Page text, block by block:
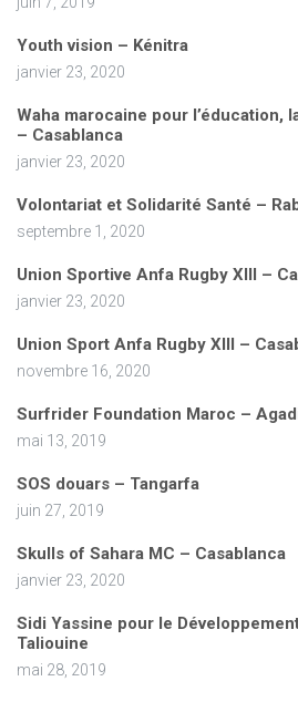
Youth vision – Kénitra
janvier 23, 2020
Waha marocaine pour l’éducation,
– Casablanca
janvier 23, 2020
Volontariat et Solidarité Santé –
septembre 1, 2020
Union Sportive Anfa Rugby XIII –
janvier 23, 2020
Union Sport Anfa Rugby XIII –
novembre 16, 2020
Surfrider Foundation Maroc –
mai 13, 2019
SOS douars – Tangarfa
juin 27, 2019
Skulls of Sahara MC – Casablanca
janvier 23, 2020
Sidi Yassine pour le
Taliouine
mai 28, 2019